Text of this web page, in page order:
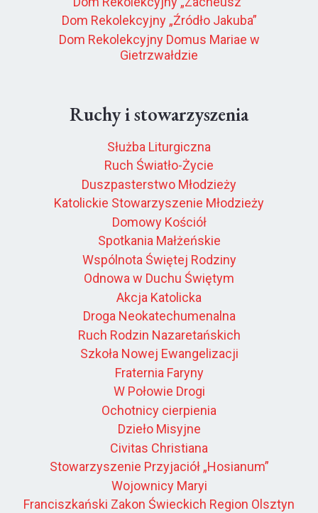
Dom Rekolekcyjny „Źródło Jakuba”
Dom Rekolekcyjny Domus Mariae w
Gietrzwałdzie
Ruchy i stowarzyszenia
Służba Liturgiczna
Ruch Światło-Życie
Duszpasterstwo Młodzieży
Katolickie Stowarzyszenie Młodzieży
Domowy Kościół
Spotkania Małżeńskie
Wspólnota Świętej Rodziny
Odnowa w Duchu Świętym
Akcja Katolicka
Droga Neokatechumenalna
Ruch Rodzin Nazaretańskich
Szkoła Nowej Ewangelizacji
Fraternia Faryny
W Połowie Drogi
Ochotnicy cierpienia
Dzieło Misyjne
Civitas Christiana
Stowarzyszenie Przyjaciół „Hosianum”
Wojownicy Maryi
Franciszkański Zakon Świeckich Region Olsztyn